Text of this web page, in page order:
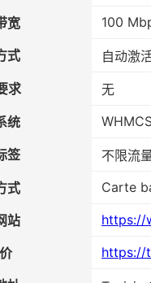
宽 100
式
自动激
求
无
统
签
不限流
式
Carte
站 https://
https://